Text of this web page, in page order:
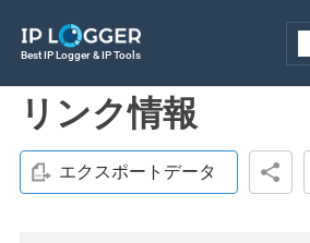
Best IP Logger & IP Tools
リンク情報
エクスポートデータ